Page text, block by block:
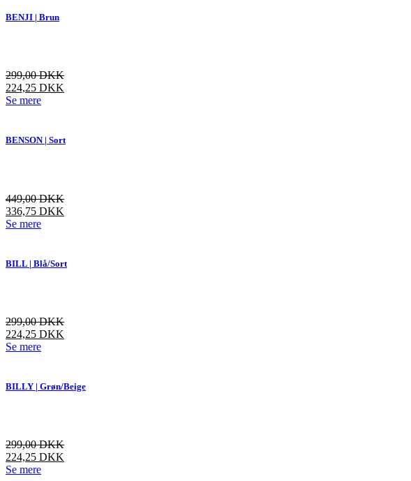
flere
på
varesiden
BENJI | Brun
299,00DKK
224,25 DKK
Se mereDette
flere
på
varesiden
BENSON | Sort
449,00DKK
336,75 DKK
Se mereDette
flere
på
varesiden
BILL | Blå/Sort
299,00DKK
224,25 DKK
Se mereDette
flere
på
varesiden
BILLY | Grøn/Beige
299,00DKK
224,25 DKK
Se mereDette